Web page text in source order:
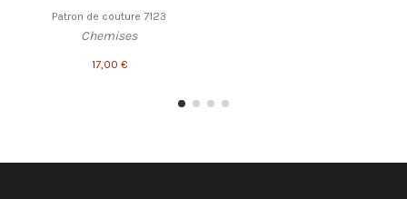
Patron de couture 7123
Chemises
17,00 €